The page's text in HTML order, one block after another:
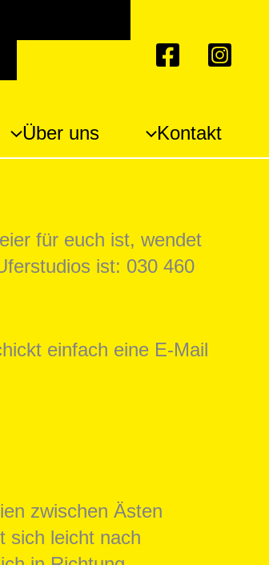
Über uns Kontakt
für euch ist, wendet
ist: 030 460
einfach eine E-Mail